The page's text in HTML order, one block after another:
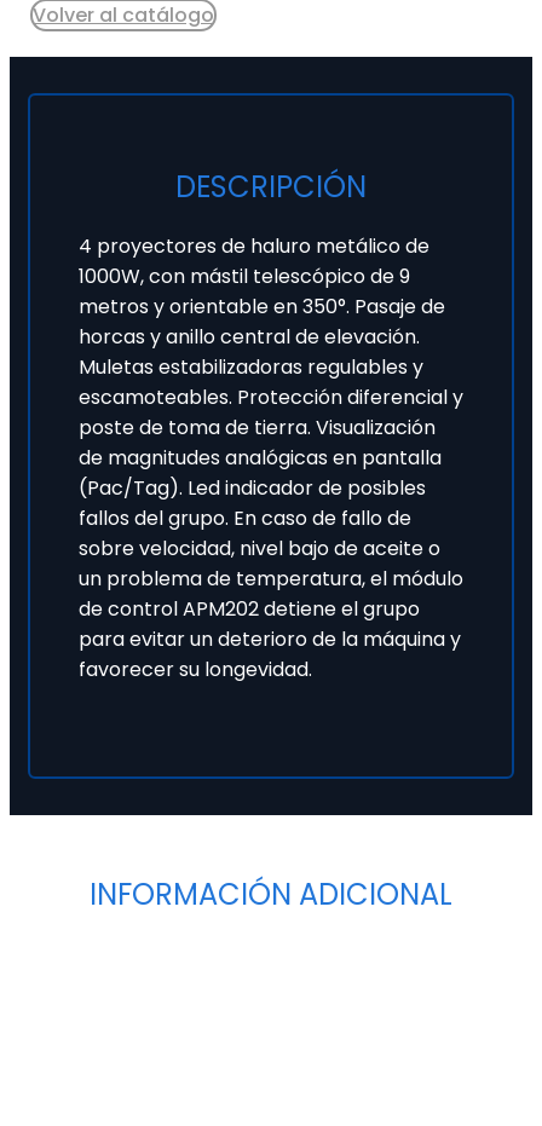
Volver al catálogo
DESCRIPCIÓN
4 proyectores de haluro metálico de
1000W, con mástil telescópico de 9
metros y orientable en 350°. Pasaje de
horcas y anillo central de elevación.
Muletas estabilizadoras regulables y
escamoteables. Protección diferencial y
poste de toma de tierra. Visualización
de magnitudes analógicas en pantalla
(Pac/Tag). Led indicador de posibles
fallos del grupo. En caso de fallo de
sobre velocidad, nivel bajo de aceite o
un problema de temperatura, el módulo
de control APM202 detiene el grupo
para evitar un deterioro de la máquina y
favorecer su longevidad.
INFORMACIÓN ADICIONAL